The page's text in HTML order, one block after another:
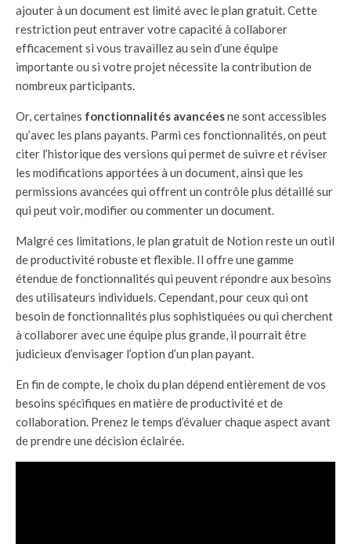
ajouter à un document est limité avec le plan gratuit. Cette
restriction peut entraver votre capacité à collaborer
efficacement si vous travaillez au sein d’une équipe
importante ou si votre projet nécessite la contribution de
nombreux participants.
Or, certaines fonctionnalités avancéesne sont accessibles
qu’avec les plans payants. Parmi ces fonctionnalités, on peut
citer l’historique des versions qui permet de suivre et réviser
les modifications apportées à un document, ainsi que les
permissions avancées qui offrent un contrôle plus détaillé sur
qui peut voir, modifier ou commenter un document.
Malgré ces limitations, le plan gratuit de Notion reste un outil
de productivité robuste et flexible. Il offre une gamme
étendue de fonctionnalités qui peuvent répondre aux besoins
des utilisateurs individuels. Cependant, pour ceux qui ont
besoin de fonctionnalités plus sophistiquées ou qui cherchent
à collaborer avec une équipe plus grande, il pourrait être
judicieux d’envisager l’option d’un plan payant.
En fin de compte, le choix du plan dépend entièrement de vos
besoins spécifiques en matière de productivité et de
collaboration. Prenez le temps d’évaluer chaque aspect avant
de prendre une décision éclairée.